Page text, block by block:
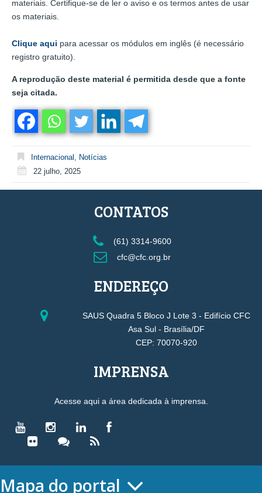
materiais. Certifique-se de ler o aviso e os termos antes de usar
os materiais.
Clique aqui para acessar os módulos em inglês (é necessário
registro gratuito).
A reprodução deste material é permitida desde que a fonte
seja citada.
Internacional
Notícias
22 julho, 2025
CONTATOS
(61) 3314-9600
cfc@cfc.org.br
ENDEREÇO
SAUS Quadra 5 Bloco J Lote 3 - Edifício CFC
Asa Sul - Brasília/DF
CEP: 70070-920
IMPRENSA
Acesse aqui a área dedicada à imprensa.
Mapa do portal